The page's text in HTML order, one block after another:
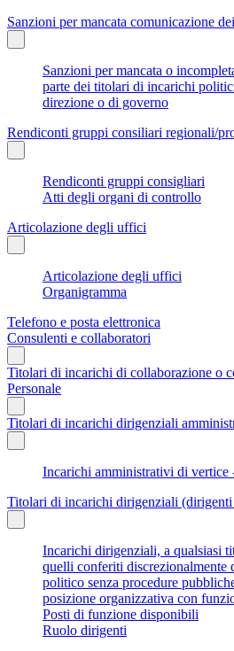
Sanzioni per mancata comunicazione
Sanzioni per mancata o
parte dei titolari di incarichi
direzione o di governo
Rendiconti gruppi consiliari regionali/
Rendiconti gruppi consigliari
Atti degli organi di controllo
Articolazione degli uffici
Articolazione degli uffici
Organigramma
Telefono e posta elettronica
Consulenti e collaboratori
Titolari di incarichi di collaborazione o
Personale
Titolari di incarichi dirigenziali
Incarichi amministrativi di vertice
Titolari di incarichi dirigenziali (dirigenti
Incarichi dirigenziali, a qualsiasi
quelli conferiti discrezionalmente
politico senza procedure
posizione organizzativa con
Posti di funzione disponibili
Ruolo dirigenti